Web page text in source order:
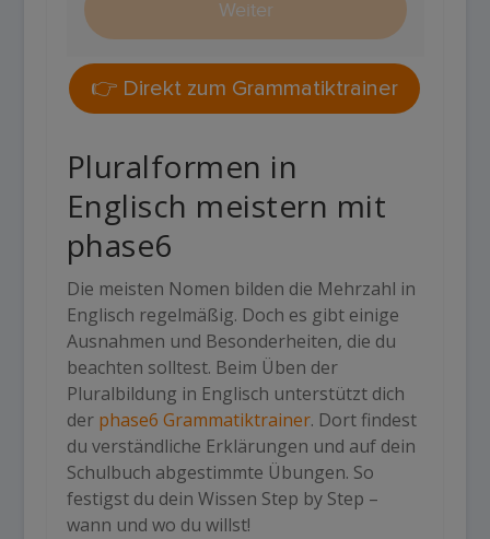
👉 Direkt zum Grammatiktrainer
Pluralformen in
Englisch meistern mit
phase6
Die meisten Nomen bilden die Mehrzahl in
Englisch regelmäßig. Doch es gibt einige
Ausnahmen und Besonderheiten, die du
beachten solltest. Beim Üben der
Pluralbildung in Englisch unterstützt dich
der phase6 Grammatiktrainer. Dort findest
du verständliche Erklärungen und auf dein
Schulbuch abgestimmte Übungen. So
festigst du dein Wissen Step by Step –
wann und wo du willst!